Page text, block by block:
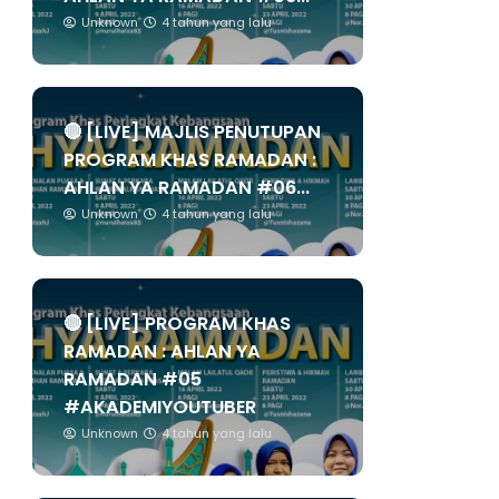
Unknown 4 tahun yang lalu
🔴 [LIVE] MAJLIS PENUTUPAN
PROGRAM KHAS RAMADAN :
AHLAN YA RAMADAN #06...
Unknown 4 tahun yang lalu
🔴 [LIVE] PROGRAM KHAS
RAMADAN : AHLAN YA
RAMADAN #05
#AKADEMIYOUTUBER
Unknown 4 tahun yang lalu